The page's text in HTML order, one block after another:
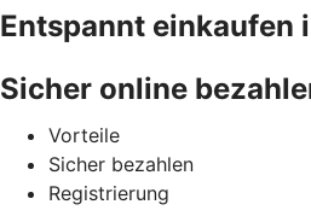
Entspannt einkaufen
Sicher online
Vorteile
Sicher bezahlen
Registrierung